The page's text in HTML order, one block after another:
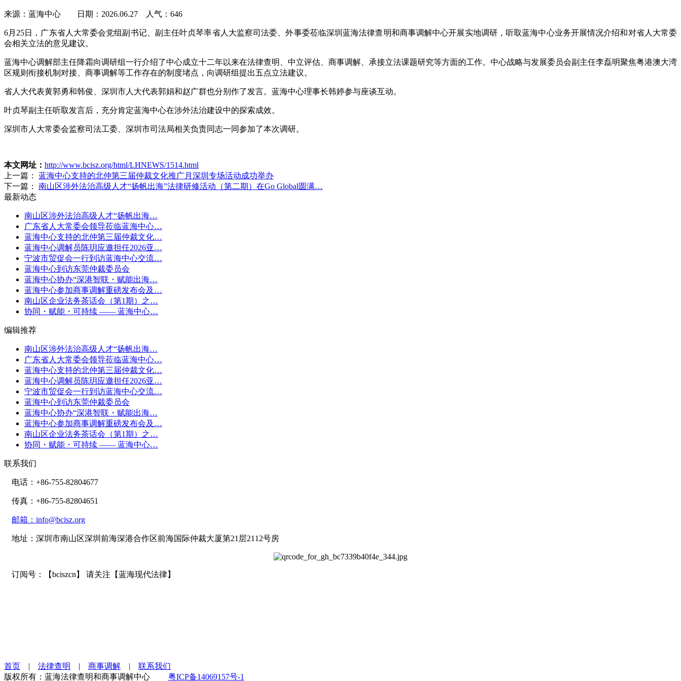
来源：蓝海中心 日期：2026.06.27 人气： 646
6月25日，广东省人大常委会党组副书记、副主任叶贞琴率省人大监察司法委、外事委莅临深圳蓝海法律查明和商事调解中心开展实地调研，听取蓝海中心业务开展情况介绍和对省人大常委
会相关立法的意见建议。
蓝海中心调解部主任降霜向调研组一行介绍了中心成立十二年以来在法律查明、中立评估、商事调解、承接立法课题研究等方面的工作。中心战略与发展委员会副主任李磊明聚焦粤港澳大湾
区规则衔接机制对接、商事调解等工作存在的制度堵点，向调研组提出五点立法建议。
省人大代表黄郭勇和韩俊、深圳市人大代表郭娟和赵广群也分别作了发言。蓝海中心理事长韩婷参与座谈互动。
叶贞琴副主任听取发言后，充分肯定蓝海中心在涉外法治建设中的探索成效。
深圳市人大常委会监察司法工委、深圳市司法局相关负责同志一同参加了本次调研。
本文网址： http://www.bcisz.org/html/LHNEWS/1514.html
上一篇： 蓝海中心支持的北仲第三届仲裁文化推广月深圳专场活动成功举办
下一篇： 南山区涉外法治高级人才“扬帆出海”法律研修活动（第二期）在Go Global圆满…
最新动态
南山区涉外法治高级人才“扬帆出海…
广东省人大常委会领导莅临蓝海中心…
蓝海中心支持的北仲第三届仲裁文化…
蓝海中心调解员陈玥应邀担任2026亚…
宁波市贸促会一行到访蓝海中心交流…
蓝海中心到访东莞仲裁委员会
蓝海中心协办“深港智联・赋能出海…
蓝海中心参加商事调解重磅发布会及…
南山区企业法务茶话会（第1期）之…
协同・赋能・可持续 —— 蓝海中心…
编辑推荐
南山区涉外法治高级人才“扬帆出海…
广东省人大常委会领导莅临蓝海中心…
蓝海中心支持的北仲第三届仲裁文化…
蓝海中心调解员陈玥应邀担任2026亚…
宁波市贸促会一行到访蓝海中心交流…
蓝海中心到访东莞仲裁委员会
蓝海中心协办“深港智联・赋能出海…
蓝海中心参加商事调解重磅发布会及…
南山区企业法务茶话会（第1期）之…
协同・赋能・可持续 —— 蓝海中心…
联系我们
电话：+86-755-82804677
传真：+86-755-82804651
邮箱：info@bcisz.org
地址：深圳市南山区深圳前海深港合作区前海国际仲裁大厦第21层2112号房
订阅号：【bciszcn】 请关注【蓝海现代法律】
首页 | 法律查明 | 商事调解 | 联系我们
版权所有：蓝海法律查明和商事调解中心 粤ICP备14069157号-1